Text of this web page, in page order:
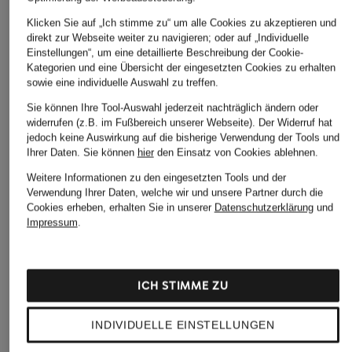
IN DEN WARENKORB
STILVOLLE EMPFEHLUNGEN FÜR SIE
Klicken Sie auf „Ich stimme zu“ um alle Cookies zu akzeptieren und
direkt zur Webseite weiter zu navigieren; oder auf „Individuelle
Einstellungen“, um eine detaillierte Beschreibung der Cookie-
Kategorien und eine Übersicht der eingesetzten Cookies zu erhalten
sowie eine individuelle Auswahl zu treffen.
Sie können Ihre Tool-Auswahl jederzeit nachträglich ändern oder
widerrufen (z.B. im Fußbereich unserer Webseite). Der Widerruf hat
jedoch keine Auswirkung auf die bisherige Verwendung der Tools und
Ihrer Daten. Sie können hierden Einsatz von Cookies ablehnen.
Weitere Informationen zu den eingesetzten Tools und der
Verwendung Ihrer Daten, welche wir und unsere Partner durch die
Cookies erheben, erhalten Sie in unserer Datenschutzerklärungund
Impressum.
INDIVIDUELLE EINSTELLUNGEN
ICH STIMME ZU